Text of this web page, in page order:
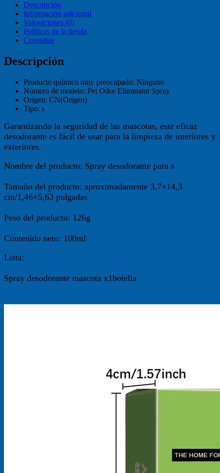
Descripción
Información adicional
Valoraciones (0)
Políticas de la tienda
Consultas
Descripción
Producto químico muy preocupado: Ninguno
Número de modelo: Pet Odor Eliminator Spray
Origen: CN(Origen)
Tipo: s
Garantizando la seguridad de las mascotas, este eficaz
desodorante es fácil de usar para la limpieza de interiores y
exteriores.
Nombre del producto: Spray desodorante para s
Tamaño del producto: aproximadamente 3,7×14,3
cm/1,46×5,63 pulgadas
Peso del producto: 126g
Contenido neto: 100ml
Lista:
Spray desodorante mascota x1botella